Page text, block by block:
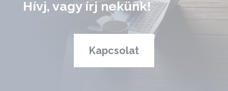
Hívj, vagy írj nekünk!
Kapcsolat